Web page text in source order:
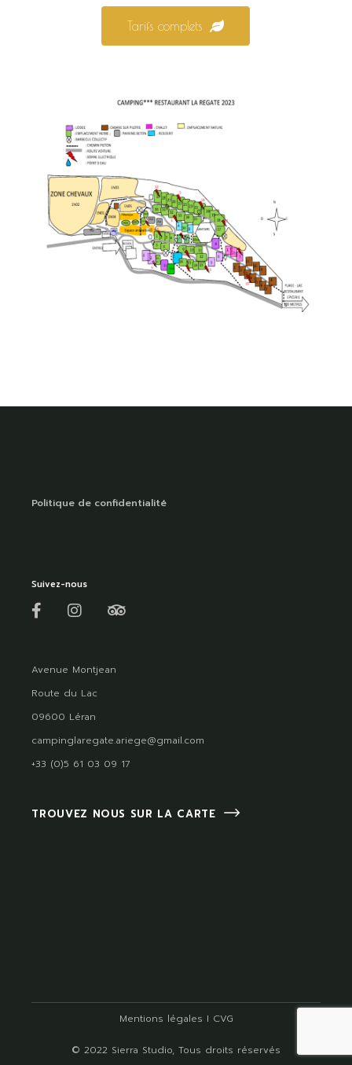
Tarifs complets
Politique de confidentialité
Suivez-nous
Avenue Montjean
Route du Lac
09600 Léran
campinglaregate.ariege@gmail.com
+33 (0)5 61 03 09 17
TROUVEZ NOUS SUR LA CARTE
Mentions légales I CVG
© 2022 Sierra Studio, Tous droits réservés